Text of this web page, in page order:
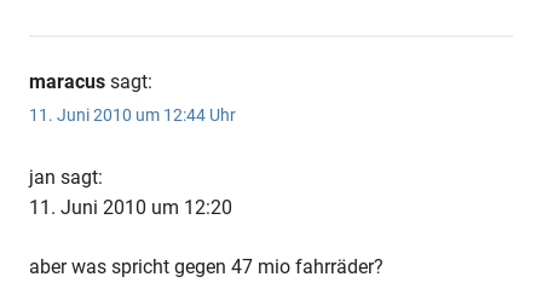
maracus sagt:
11. Juni 2010 um 12:44 Uhr
jan sagt:
11. Juni 2010 um 12:20
aber was spricht gegen 47 mio fahrräder?